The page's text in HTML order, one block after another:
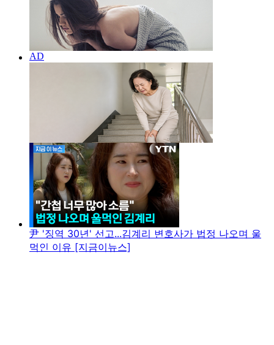
尹 '징역 30년' 선고...김계리 변호사가 법정 나오며 울
먹인 이유 [지금이뉴스]